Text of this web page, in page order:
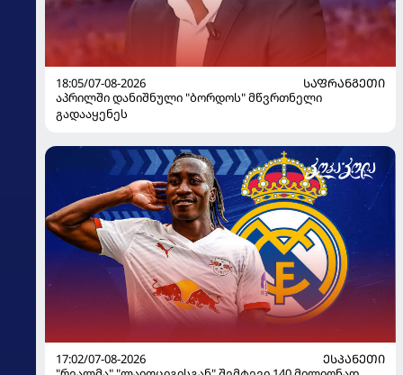
18:05/07-08-2026
ᲡᲐᲤᲠᲐᲜᲒᲔᲗᲘ
აპრილში დანიშნული "ბორდოს" მწვრთნელი
გადააყენეს
17:02/07-08-2026
ᲔᲡᲞᲐᲜᲔᲗᲘ